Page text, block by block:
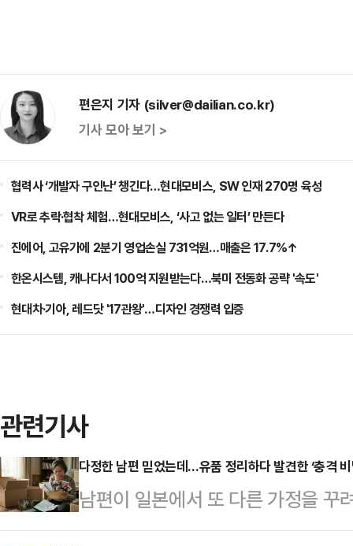
편은지 기자 (silver@dailian.co.kr)
기사 모아 보기 >
협력사 ‘개발자 구인난’ 챙긴다…현대모비스, SW 인재 270명 육성
VR로 추락·협착 체험…현대모비스, ‘사고 없는 일터’ 만든다
진에어, 고유가에 2분기 영업손실 731억원…매출은 17.7%↑
한온시스템, 캐나다서 100억 지원받는다…북미 전동화 공략 '속도'
현대차·기아, 레드닷 '17관왕'…디자인 경쟁력 입증
관련기사
다정한 남편 믿었는데…유품 정리하다 발견한 ‘충격 비
남편이 일본에서 또 다른 가정을 꾸
상간녀를 상대로 손해배상 청구가